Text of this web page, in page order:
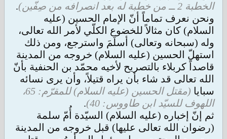
الخطبة 2 ــ من خطبة له بعد انصرافه من صِفّين)
.
ونحن نعرف تماماً أنّ الإمام الحسين (عليه
السلام) كان مثالاً للخضوع الكلّي لأمر الله تعالى،
وله (سبحانه وتعالى) أسلَمَ واسترجع، ومن ذلك
استهلّ الحسين (عليه السلام) خروجه من المدينة
قاصداً كربلاء بالتصريح لأخيه محمّد بن الحنفية بأنّ
الله تعالى قد شاء بأن يراه قتيلاً، وأن يرى نسائه
سبايا
(مقتل الحسين (عليه السلام) للمقرّم: 65،
اللهوف للسيّد ابن طاووس: 40)
.
ثم إنّ إخباره (عليه السلام) السيّدة أُمّ سلمة
(رضوان الله تعالى عليها) قبل خروجه من المدينة